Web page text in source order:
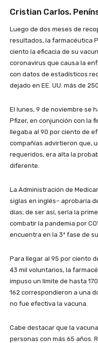
Cristian Carlos.
Luego de dos meses de
resultados, la farmacéutica
ciento la eficacia de su
coronavirus que causa la
con datos de estadísticos
dejado en EE. UU. más de
El lunes, 9 de noviembre se
Pfizer, en conjunción con la
llegaba al 90 por ciento de
compañías advirtieron que,
requeridos, era alta la
diferente.
La Administración de
siglas en inglés– aprobaría
días; de ser así, sería la
combatir la pandemia por
encuentra en la 3ª fase de
Para llegar al 95 por ciento
43 mil voluntarios, la
impuso un límite de hasta
162 correspondieron a una
no fue efectiva la vacuna.
Cabe destacar que la
personas con más 65 años.